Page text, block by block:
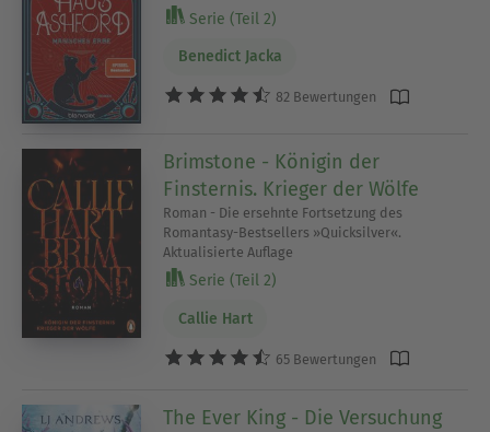
Serie (Teil 2)
Benedict Jacka
82 Bewertungen
Brimstone - Königin der
Finsternis. Krieger der Wölfe
Roman - Die ersehnte Fortsetzung des
Romantasy-Bestsellers »Quicksilver«.
Aktualisierte Auflage
Serie (Teil 2)
Callie Hart
65 Bewertungen
The Ever King - Die Versuchung